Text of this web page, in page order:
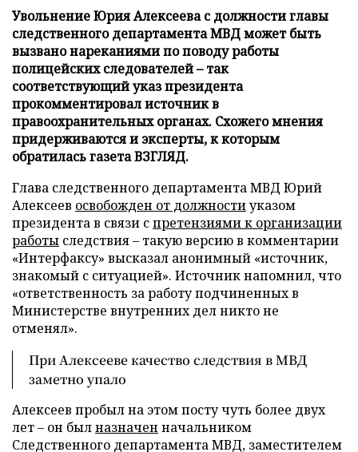
Увольнение Юрия Алексеева с должности главы
следственного департамента МВД может быть
вызвано нареканиями по поводу работы
полицейских следователей – так
соответствующий указ президента
прокомментировал источник в
правоохранительных органах. Схожего мнения
придерживаются и эксперты, к которым
обратилась газета ВЗГЛЯД.
Глава следственного департамента МВД Юрий
Алексеев освобожден от должностиуказом
президента в связи спретензиями к организации
работы следствия – такую версию в комментарии
«Интерфаксу» высказал анонимный «источник,
знакомый с ситуацией». Источник напомнил, что
«ответственность за работу подчиненных в
Министерстве внутренних дел никто не
отменял».
При Алексееве качество следствия в МВД
заметно упало
Алексеев пробыл на этом посту чуть более двух
лет – он былназначен начальником
Следственного департамента МВД, заместителем